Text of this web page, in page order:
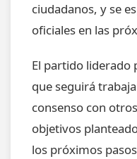
ciudadanos, y se
oficiales en las
El partido liderado
que seguirá
consenso con
objetivos
los próximos